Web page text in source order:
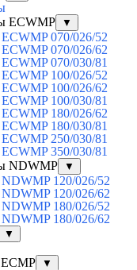
ECWMP
▼
070/026/52
070/026/62
070/030/81
100/026/52
100/026/62
100/030/81
180/026/62
180/030/81
250/030/81
350/030/81
NDWMP
▼
120/026/52
120/026/62
180/026/52
180/026/62
▼
▼